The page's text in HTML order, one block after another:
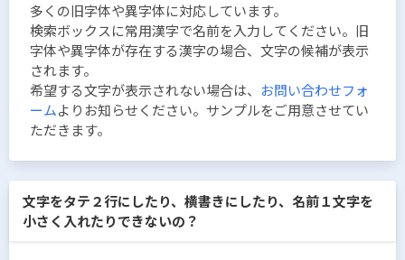
多くの旧字体や異字体に対応しています。
検索ボックスに常用漢字で名前を入力してください。旧
字体や異字体が存在する漢字の場合、文字の候補が表示
されます。
希望する文字が表示されない場合は、 お問い合わせフォ
ームよりお知らせください。サンプルをご用意させてい
ただきます。
文字をタテ２行にしたり、横書きにしたり、名前１文字を
小さく入れたりできないの？